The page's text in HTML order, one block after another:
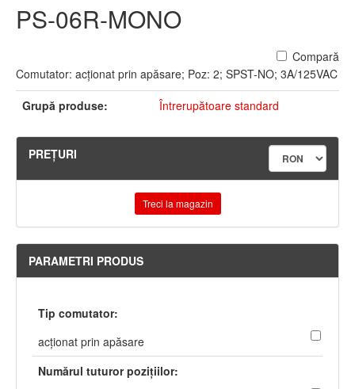
PS-06R-MONO
Compară
Comutator: acţionat prin apăsare; Poz: 2; SPST-NO; 3A/125VAC
Grupă produse:
Întrerupătoare standard
PREŢURI
Treci la magazin
PARAMETRI PRODUS
Tip comutator:
acţionat prin apăsare
Numărul tuturor poziţiilor: